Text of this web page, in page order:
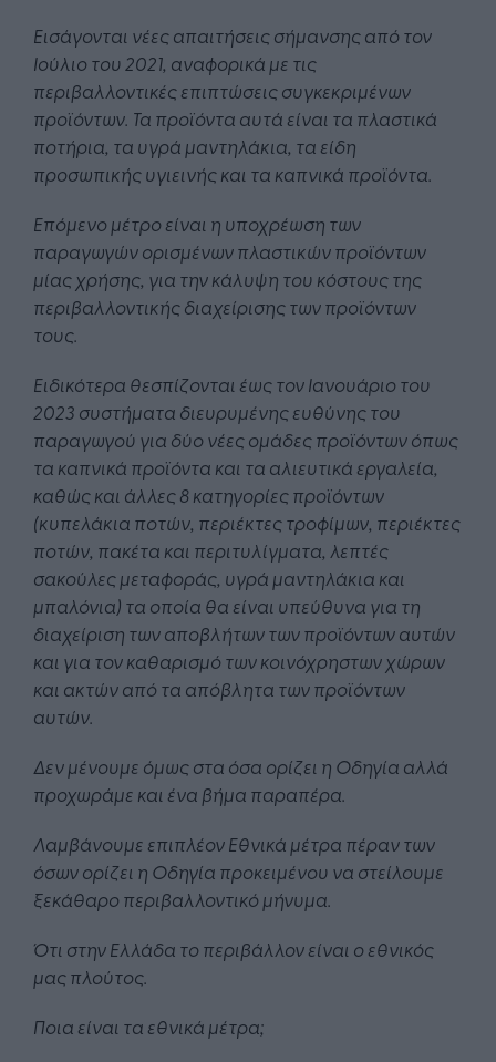
Εισάγονται νέες απαιτήσεις σήμανσης από τον
Ιούλιο του 2021, αναφορικά με τις
περιβαλλοντικές επιπτώσεις συγκεκριμένων
προϊόντων. Τα προϊόντα αυτά είναι τα πλαστικά
ποτήρια, τα υγρά μαντηλάκια, τα είδη
προσωπικής υγιεινής και τα καπνικά προϊόντα.
Επόμενο μέτρο είναι η υποχρέωση των
παραγωγών ορισμένων πλαστικών προϊόντων
μίας χρήσης, για την κάλυψη του κόστους της
περιβαλλοντικής διαχείρισης των προϊόντων
τους.
Ειδικότερα θεσπίζονται έως τον Ιανουάριο του
2023 συστήματα διευρυμένης ευθύνης του
παραγωγού για δύο νέες ομάδες προϊόντων όπως
τα καπνικά προϊόντα και τα αλιευτικά εργαλεία,
καθώς και άλλες 8 κατηγορίες προϊόντων
(κυπελάκια ποτών, περιέκτες τροφίμων, περιέκτες
ποτών, πακέτα και περιτυλίγματα, λεπτές
σακούλες μεταφοράς, υγρά μαντηλάκια και
μπαλόνια) τα οποία θα είναι υπεύθυνα για τη
διαχείριση των αποβλήτων των προϊόντων αυτών
και για τον καθαρισμό των κοινόχρηστων χώρων
και ακτών από τα απόβλητα των προϊόντων
αυτών.
Δεν μένουμε όμως στα όσα ορίζει η Οδηγία αλλά
προχωράμε και ένα βήμα παραπέρα.
Λαμβάνουμε επιπλέον Εθνικά μέτρα πέραν των
όσων ορίζει η Οδηγία προκειμένου να στείλουμε
ξεκάθαρο περιβαλλοντικό μήνυμα.
Ότι στην Ελλάδα το περιβάλλον είναι ο εθνικός
μας πλούτος.
Ποια είναι τα εθνικά μέτρα;